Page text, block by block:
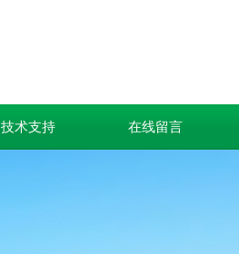
技术支持 在线留言